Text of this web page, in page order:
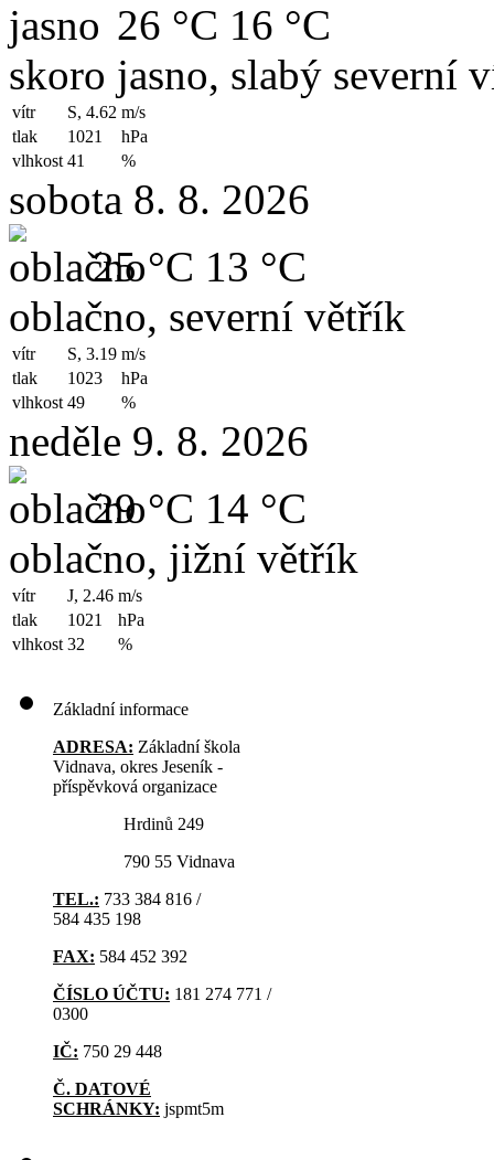
26 °C 16 °C
skoro jasno, slabý severní
vítr S, 4.62 m/s
tlak
1021
hPa
vlhkost 41 %
sobota 8. 8. 2026
25 °C 13 °C
oblačno, severní větřík
vítr S, 3.19 m/s
tlak
1023
hPa
vlhkost 49 %
neděle 9. 8. 2026
29 °C 14 °C
oblačno, jižní větřík
vítr J, 2.46 m/s
tlak
1021
hPa
vlhkost 32 %
Základní informace
ADRESA: Základní škola
Vidnava, okres Jeseník -
příspěvková organizace
Hrdinů 249
790 55 Vidnava
TEL.: 733 384 816 /
584 435 198
FAX: 584 452 392
ČÍSLO ÚČTU: 181 274 771 /
0300
IČ: 750 29 448
Č. DATOVÉ
SCHRÁNKY: jspmt5m